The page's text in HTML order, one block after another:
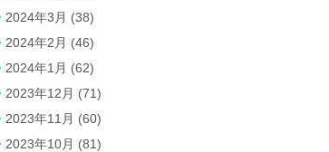
2024年3月 (38)
2024年2月 (46)
2024年1月 (62)
2023年12月 (71)
2023年11月 (60)
2023年10月 (81)